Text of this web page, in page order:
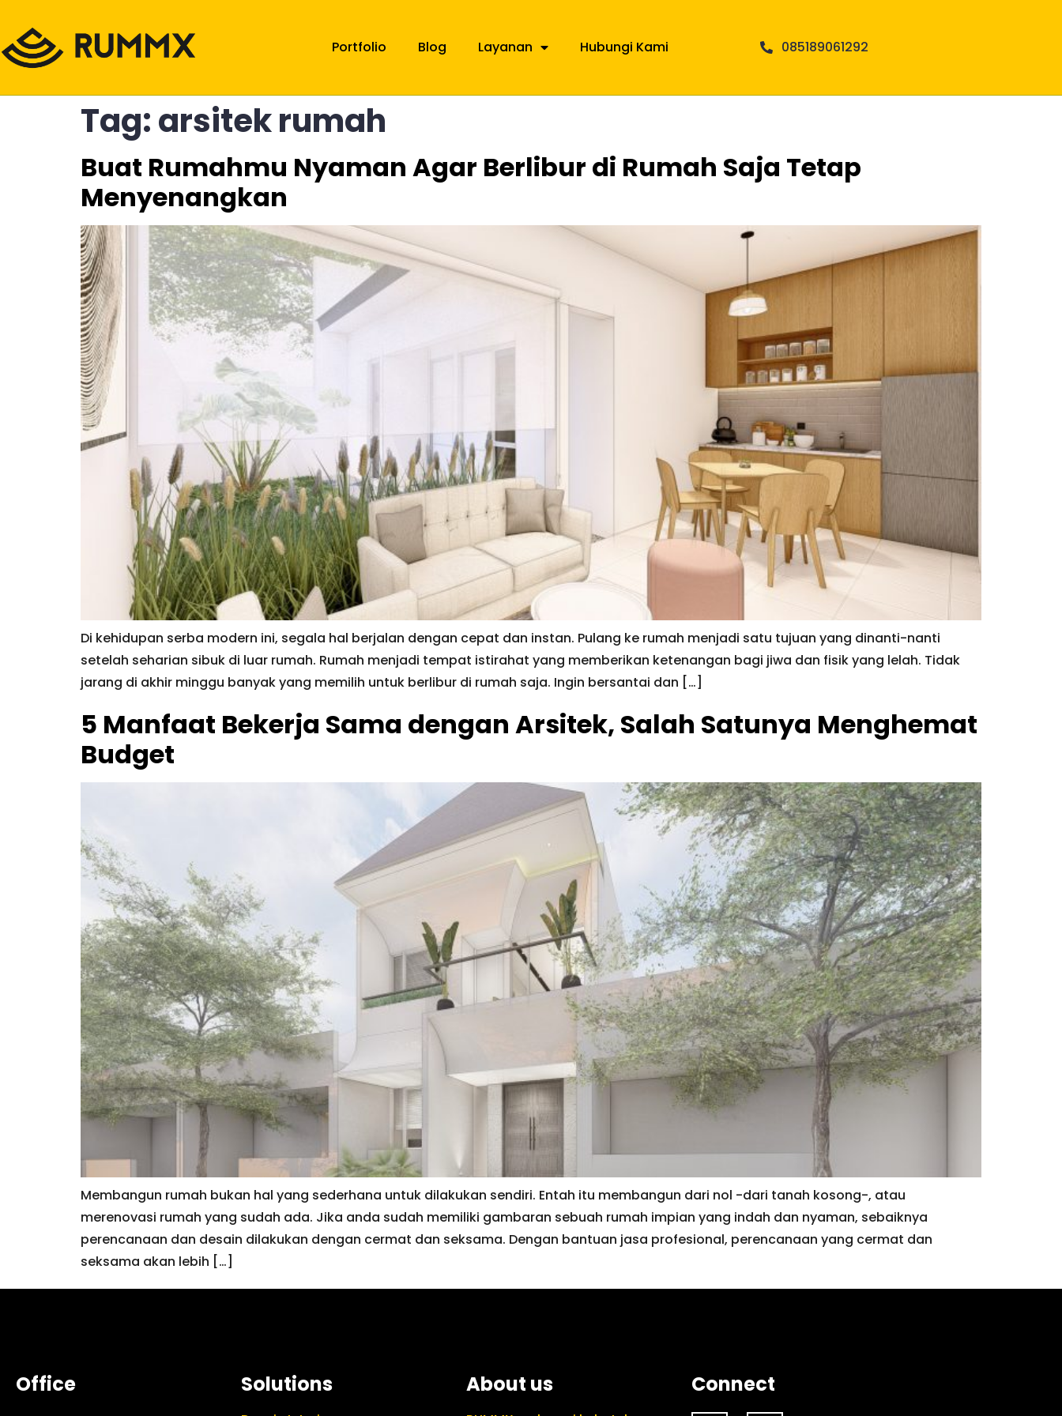
Portfolio Blog Layanan Hubungi Kami 085189061292
Tag:arsitek rumah
Buat Rumahmu Nyaman Agar Berlibur di Rumah Saja Tetap
Menyenangkan
Di kehidupan serba modern ini, segala hal berjalan dengan cepat dan instan. Pulang ke rumah menjadi satu tujuan yang dinanti-nanti
setelah seharian sibuk di luar rumah. Rumah menjadi tempat istirahat yang memberikan ketenangan bagi jiwa dan fisik yang lelah. Tidak
jarang di akhir minggu banyak yang memilih untuk berlibur di rumah saja. Ingin bersantai dan […]
5 Manfaat Bekerja Sama dengan Arsitek, Salah Satunya Menghemat
Budget
Membangun rumah bukan hal yang sederhana untuk dilakukan sendiri. Entah itu membangun dari nol -dari tanah kosong-, atau
merenovasi rumah yang sudah ada. Jika anda sudah memiliki gambaran sebuah rumah impian yang indah dan nyaman, sebaiknya
perencanaan dan desain dilakukan dengan cermat dan seksama. Dengan bantuan jasa profesional, perencanaan yang cermat dan
seksama akan lebih […]
Office Solutions About us Connect